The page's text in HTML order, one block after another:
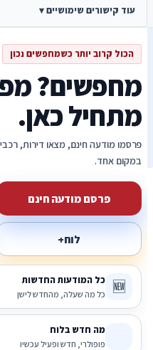
עוד קישורים שימושיים ▾
הכול קרוב יותר כשמחפשים נכון
מחפשים?
מתחיל כאן.
פרסמו מודעה חינם, מצאו דירות,
במקום אחד.
פרסם מודעה חינם
לוח+
🆕 כל המודעות החדשות
כל מה שעלה, מהחדש לישן
מה חדש בלוח
פופולרי, חדש ופעיל עכשיו